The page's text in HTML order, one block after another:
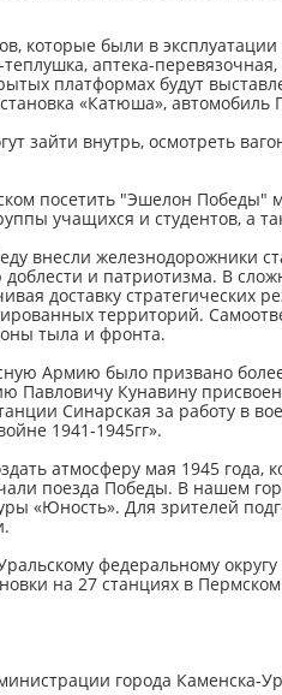
которые были в
аптека-перевязочная,
платформах будут
«Катюша», автомобиль
зайти внутрь, осмотреть
посетить "Эшелон Победы"
учащихся и студентов, а
внесли железнодорожники
и патриотизма. В
доставку стратегических
территорий.
тыла и фронта.
Армию было призвано
Павловичу Кунавину
Синарская за работу в
1941-1945гг».
атмосферу мая 1945 года,
поезда Победы. В нашем
«Юность». Для зрителей
федеральному
на 27 станциях в
города Каменска-